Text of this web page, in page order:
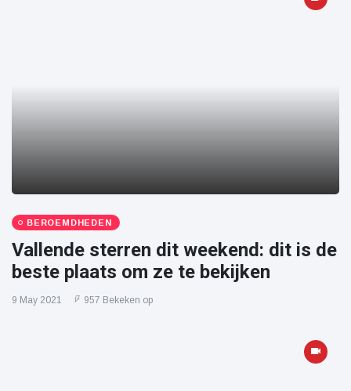
BEROEMDHEDEN
Vallende sterren dit weekend: dit is de
beste plaats om ze te bekijken
9 May 2021 957 Bekeken op